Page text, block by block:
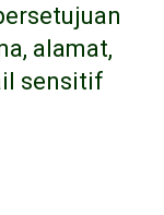
alamat,
sensitif